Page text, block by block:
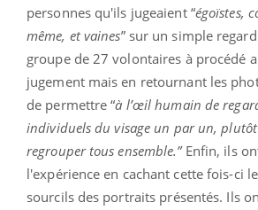
personnes qu'ils jugeaient “égoïstes,
même, et vaines” sur un simple
groupe de 27 volontaires à procédé
jugement mais en retournant les
de permettre “à l’œil humain de
individuels du visage un par un, plutôt
regrouper tous ensemble.”Enfin, ils
l'expérience en cachant cette fois-ci
sourcils des portraits présentés. Ils